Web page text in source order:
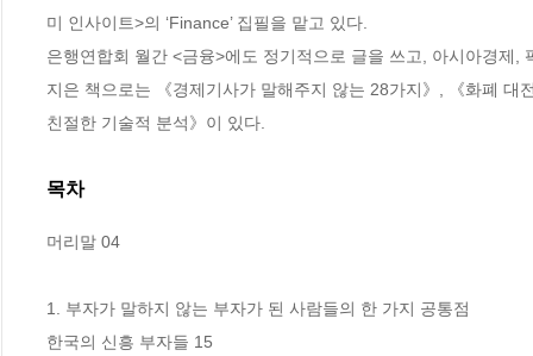
미 인사이트>의 ‘Finance’ 집필을 맡고 있다.
은행연합회 월간 <금융>에도 정기적으로 글을 쓰고, 아시아경제
지은 책으로는 《경제기사가 말해주지 않는 28가지》, 《화폐
친절한 기술적 분석》이 있다.
목차
머리말 04
1. 부자가 말하지 않는 부자가 된 사람들의 한 가지 공통점
한국의 신흥 부자들 15